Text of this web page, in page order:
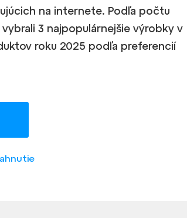
na internete. Podľa počtu
3 najpopulárnejšie výrobky v
roku 2025 podľa preferencií